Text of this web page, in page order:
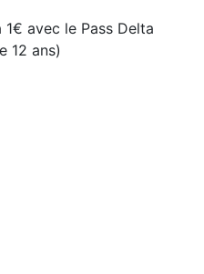
avec le Pass Delta
12 ans)